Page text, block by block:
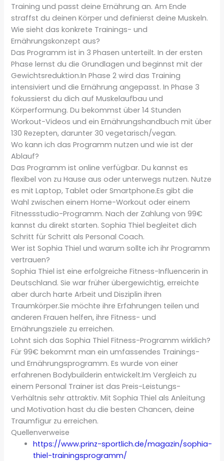
Training und passt deine Ernährung an. Am Ende
straffst du deinen Körper und definierst deine Muskeln.
Wie sieht das konkrete Trainings- und
Ernährungskonzept aus?
Das Programm ist in 3 Phasen unterteilt. In der ersten
Phase lernst du die Grundlagen und beginnst mit der
Gewichtsreduktion.In Phase 2 wird das Training
intensiviert und die Ernährung angepasst. In Phase 3
fokussierst du dich auf Muskelaufbau und
Körperformung. Du bekommst über 14 Stunden
Workout-Videos und ein Ernährungshandbuch mit über
130 Rezepten, darunter 30 vegetarisch/vegan.
Wo kann ich das Programm nutzen und wie ist der
Ablauf?
Das Programm ist online verfügbar. Du kannst es
flexibel von zu Hause aus oder unterwegs nutzen. Nutze
es mit Laptop, Tablet oder Smartphone.Es gibt die
Wahl zwischen einem Home-Workout oder einem
Fitnessstudio-Programm. Nach der Zahlung von 99€
kannst du direkt starten. Sophia Thiel begleitet dich
Schritt für Schritt als Personal Coach.
Wer ist Sophia Thiel und warum sollte ich ihr Programm
vertrauen?
Sophia Thiel ist eine erfolgreiche Fitness-Influencerin in
Deutschland. Sie war früher übergewichtig, erreichte
aber durch harte Arbeit und Disziplin ihren
Traumkörper.Sie möchte ihre Erfahrungen teilen und
anderen Frauen helfen, ihre Fitness- und
Ernährungsziele zu erreichen.
Lohnt sich das Sophia Thiel Fitness-Programm wirklich?
Für 99€ bekommt man ein umfassendes Trainings-
und Ernährungsprogramm. Es wurde von einer
erfahrenen Bodybuilderin entwickelt.Im Vergleich zu
einem Personal Trainer ist das Preis-Leistungs-
Verhältnis sehr attraktiv. Mit Sophia Thiel als Anleitung
und Motivation hast du die besten Chancen, deine
Traumfigur zu erreichen.
Quellenverweise
https://www.prinz-sportlich.de/magazin/sophia-
thiel-trainingsprogramm/